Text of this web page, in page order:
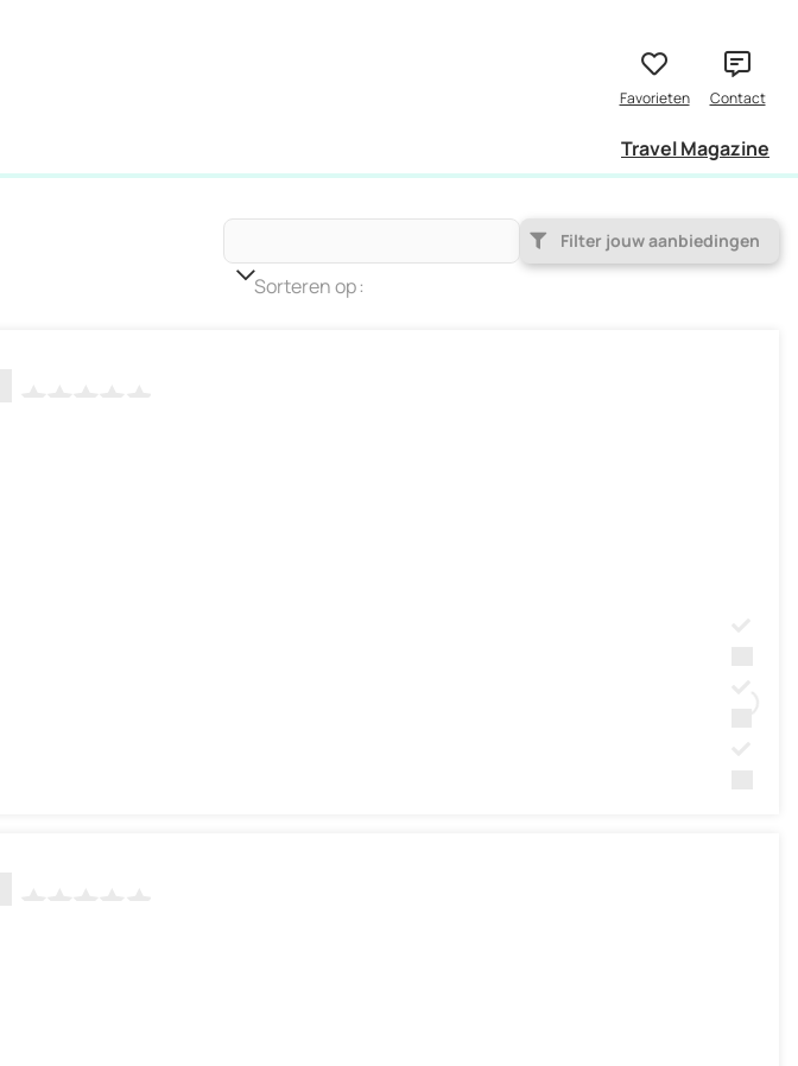
Travel Magazine
Filter jouw aanbiedingen
Sorteren op